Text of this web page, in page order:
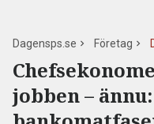
Dagensps.se Företag
jobben –